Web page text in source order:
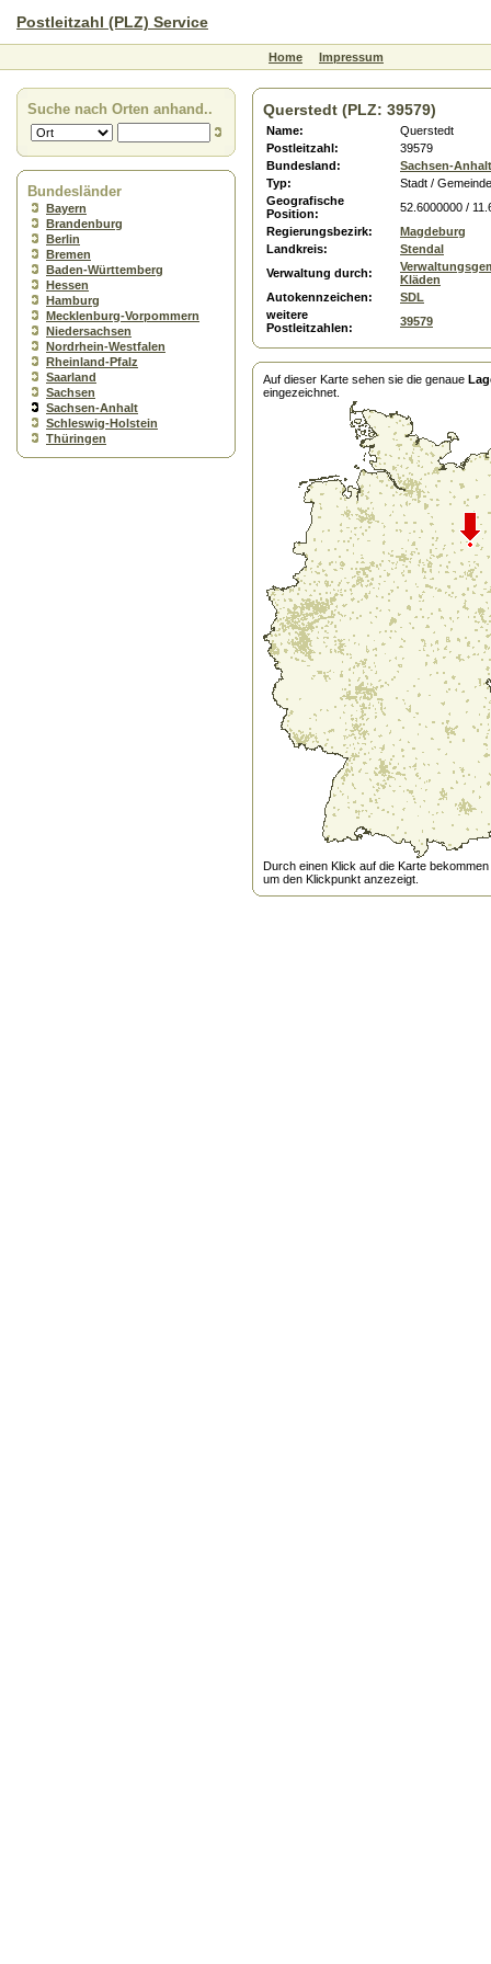
Postleitzahl (PLZ) Service
Home Impressum
Suche nach Orten anhand..
Bundesländer
Bayern
Brandenburg
Berlin
Bremen
Baden-Württemberg
Hessen
Hamburg
Mecklenburg-Vorpommern
Niedersachsen
Nordrhein-Westfalen
Rheinland-Pfalz
Saarland
Sachsen
Sachsen-Anhalt
Schleswig-Holstein
Thüringen
Querstedt (PLZ: 39579)
Name:
Querstedt
Postleitzahl:
39579
Bundesland:
Sachsen-Anhalt
Typ:
Stadt / Gemeinde
Geografische
Position:
52.6000000 /
Regierungsbezirk:
Magdeburg
Landkreis:
Stendal
Verwaltung durch:
Kläden
Autokennzeichen:
SDL
weitere
Postleitzahlen:
39579
Auf dieser Karte sehen sie die genaue
eingezeichnet.
Durch einen Klick auf die Karte
um den Klickpunkt anzezeigt.